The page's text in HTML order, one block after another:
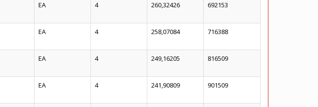
EA 4 260,32426 692153
EA 4 258,07084 716388
EA 4 249,16205 816509
EA 4 241,90809 901509